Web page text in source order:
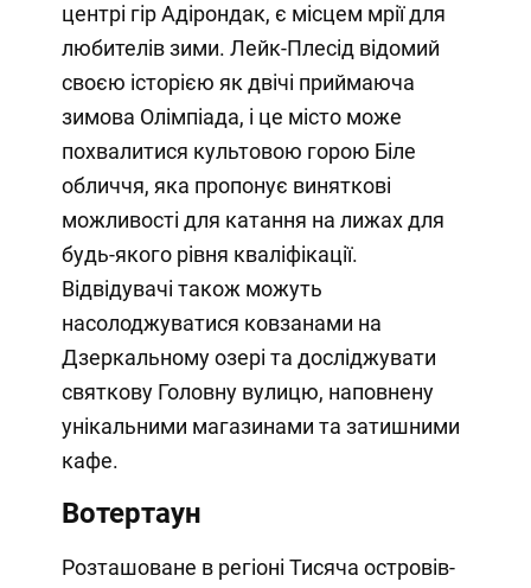
центрі гір Адірондак, є місцем мрії для
любителів зими. Лейк-Плесід відомий
своєю історією як двічі приймаюча
зимова Олімпіада, і це місто може
похвалитися культовою горою Біле
обличчя, яка пропонує виняткові
можливості для катання на лижах для
будь-якого рівня кваліфікації.
Відвідувачі також можуть
насолоджуватися ковзанами на
Дзеркальному озері та досліджувати
святкову Головну вулицю, наповнену
унікальними магазинами та затишними
кафе.
Вотертаун
Розташоване в регіоні Тисяча островів-